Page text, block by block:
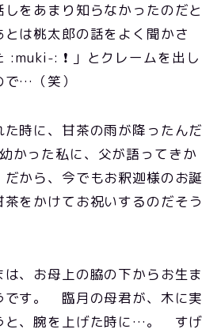
をあまり知らなかったのだと
は桃太郎の話をよく聞かさ
:muki-: ❗ 」とクレームを出し
…（笑）
た時に、甘茶の雨が降ったんだ
かった私に、父が語ってきか
から、今でもお釈迦様のお誕
をかけてお祝いするのだそう
、お母上の脇の下からお生ま
です。 臨月の母君が、木に実
と、腕を上げた時に…。 すげ